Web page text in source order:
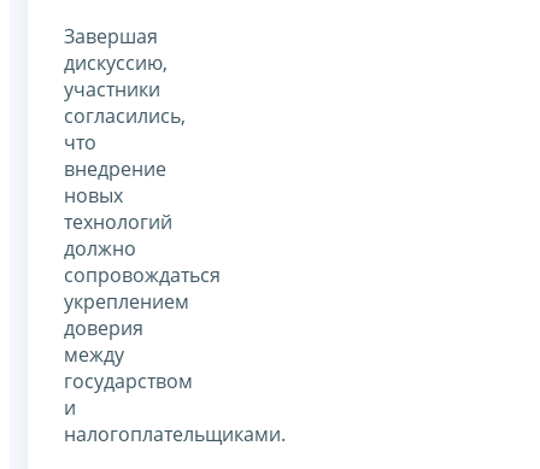
Завершая
дискуссию,
участники
согласились,
что
внедрение
новых
технологий
должно
сопровождаться
укреплением
доверия
между
государством
и
налогоплательщиками.